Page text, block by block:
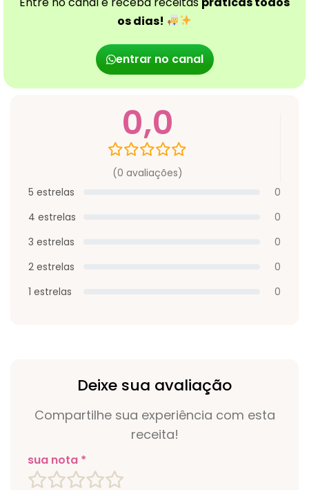
os dias!
entrar no canal
0,0
(0 avaliações)
5 estrelas
0
4 estrelas
0
3 estrelas
0
2 estrelas
0
1 estrelas
0
Deixe sua avaliação
Compartilhe sua experiência com esta
receita!
sua nota *